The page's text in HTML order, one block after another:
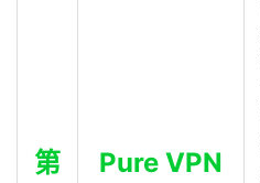
第
Pure VPN